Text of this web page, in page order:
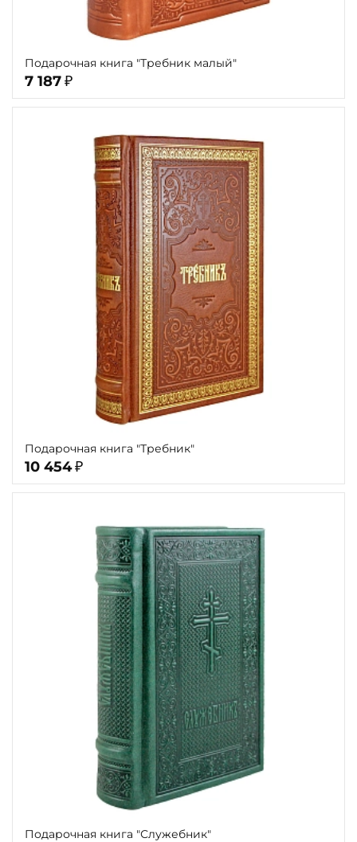
Подарочная книга "Требник малый"
7 187 ₽
Подарочная книга "Требник"
10 454 ₽
Подарочная книга "Служебник"